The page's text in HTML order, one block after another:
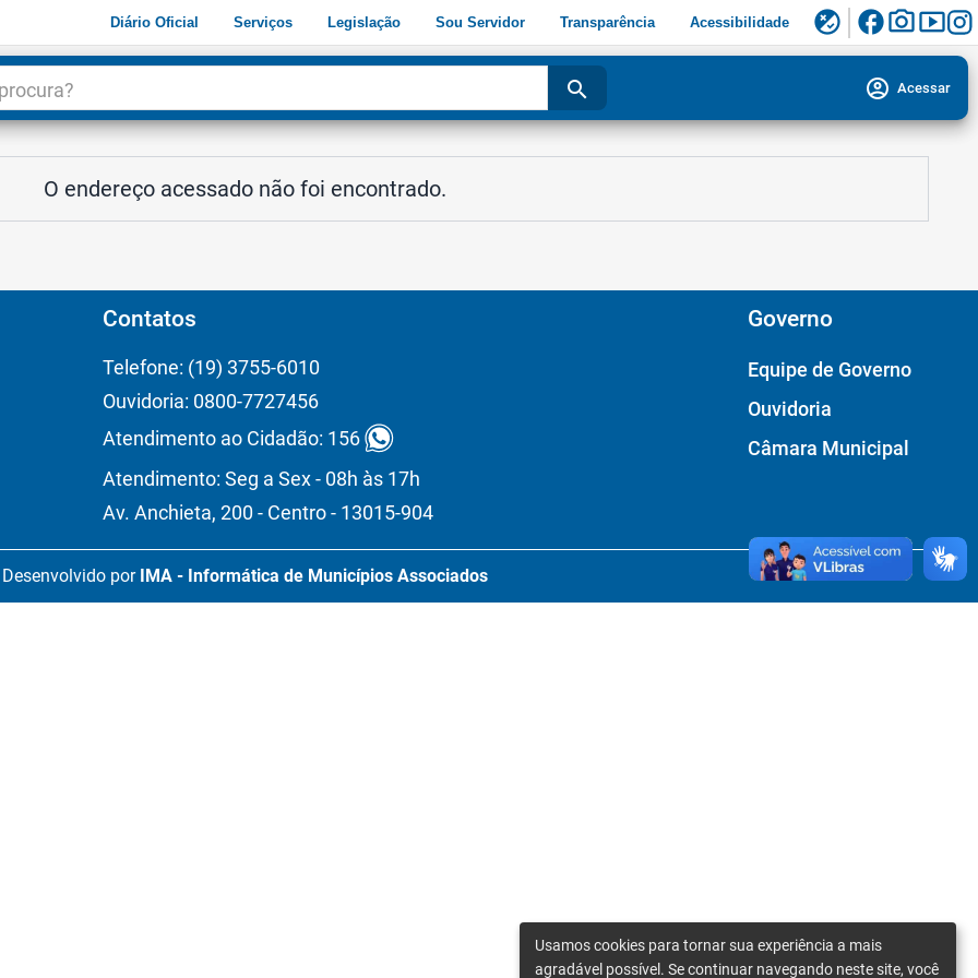
Diário Oficial Serviços Legislação Sou Servidor Transparência Acessibilidade flaky facebookphoto_camerasmart_display
search account_circle Acessar
O endereço acessado não foi encontrado.
Contatos
Telefone: (19) 3755-6010
Ouvidoria: 0800-7727456
Atendimento ao Cidadão: 156
Atendimento: Seg a Sex - 08h às 17h
Av. Anchieta, 200 - Centro - 13015-904
Governo
Equipe de Governo
Ouvidoria
Câmara Municipal
Desenvolvido por IMA - Informática de Municípios Associados
Usamos cookies para tornar sua experiência a mais
agradável possível. Se continuar navegando neste site, você